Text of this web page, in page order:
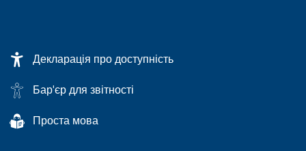
Декларація про доступність
Бар'єр для звітності
Проста мова